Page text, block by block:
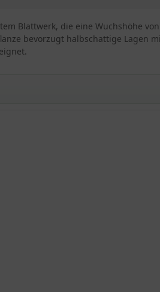
zudem durch
Aronstab ist
Blattwerk, die eine Wuchshöhe
bevorzugt halbschattige Lagen